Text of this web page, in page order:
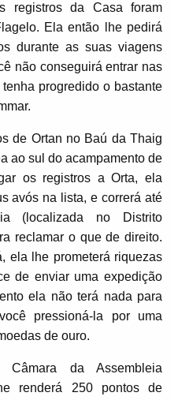
registros da Casa foram
Ela então lhe pedirá
durante as suas viagens
não conseguirá entrar nas
progredido o bastante
de Ortan no Baú da Thaig
ao sul do acampamento de
os registros a Orta, ela
avós na lista, e correrá até
(localizada no Distrito
reclamar o que de direito.
ela lhe prometerá riquezas
de enviar uma expedição
ela não terá nada para
pressioná-la por uma
de ouro.
da Assembleia
renderá 250 pontos de